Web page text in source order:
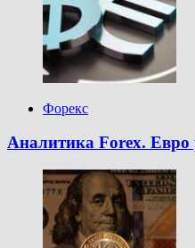
Форекс
Аналитика Forex. Евро